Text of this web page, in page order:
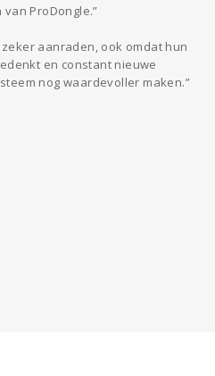
ProDongle.”
aanraden, ook omdat hun
en constant nieuwe
nog waardevoller maken.”